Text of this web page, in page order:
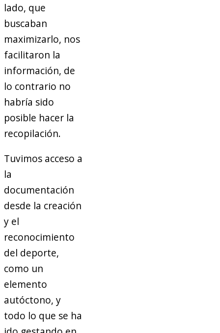
lado, que
buscaban
maximizarlo, nos
facilitaron la
información, de
lo contrario no
habría sido
posible hacer la
recopilación.
Tuvimos acceso a
la
documentación
desde la creación
y el
reconocimiento
del deporte,
como un
elemento
autóctono, y
todo lo que se ha